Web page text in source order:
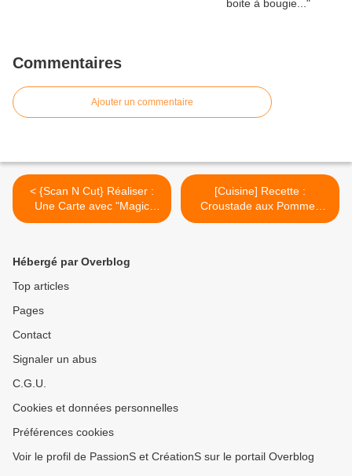
Commentaires
Ajouter un commentaire
< {Scan N Cut} Réaliser :
Une Carte avec "Magic
Iris"...
[Cuisine] Recette :
Croustade aux Pommes
pour Pâques... >
Hébergé par Overblog
Top articles
Pages
Contact
Signaler un abus
C.G.U.
Cookies et données personnelles
Préférences cookies
Voir le profil de PassionS et CréationS sur le portail Overblog